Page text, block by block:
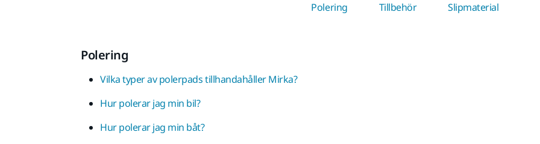
Polering Tillbehör Slipmaterial
Polering
Vilka typer av polerpads tillhandahåller Mirka?
Hur polerar jag min bil?
Hur polerar jag min båt?